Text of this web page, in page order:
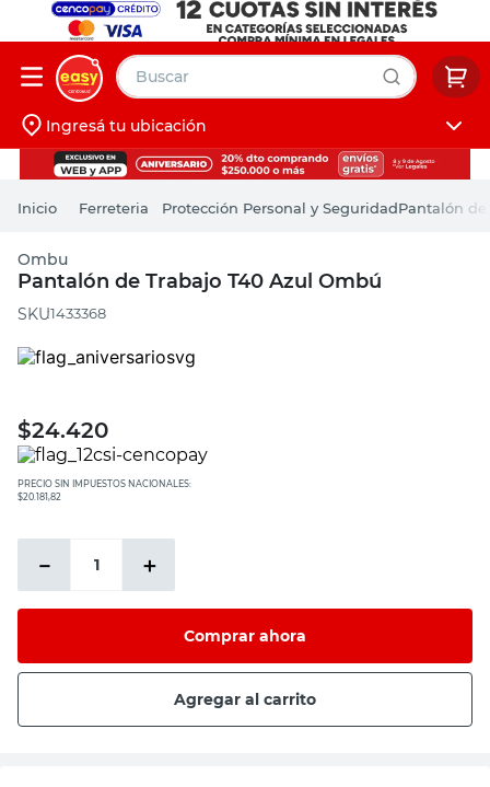
Buscar
Iniciá sesión
Ingresá tu ubicación
Ferreteria Protección Personal y SeguridadPantalón
Ombu
Pantalón de Trabajo T40 Azul Ombú
:1433368
$24.420
PRECIO SIN IMPUESTOS NACIONALES:
$20.181,82
＋
－
Comprar ahora
Agregar al carrito
muebles
pintura
escritorio
puertas